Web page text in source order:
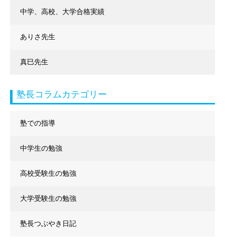
中学、高校、大学合格実績
ありさ先生
真巳先生
塾長コラムカテゴリー
塾での指導
中学生の勉強
高校受験生の勉強
大学受験生の勉強
塾長つぶやき日記